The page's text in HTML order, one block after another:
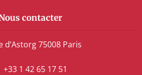
contacter
d’Astorg 75008 Paris
+33 1 42 65 17 51